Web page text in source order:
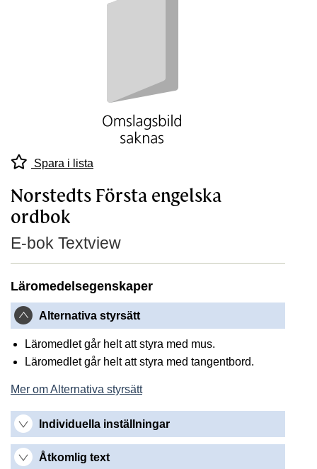
Spara i lista
Norstedts Första engelska
ordbok
E-bok Textview
Läromedelsegenskaper
Alternativa styrsätt
Läromedlet går helt att styra med mus.
Läromedlet går helt att styra med tangentbord.
Mer om Alternativa styrsätt
Individuella inställningar
Åtkomlig text